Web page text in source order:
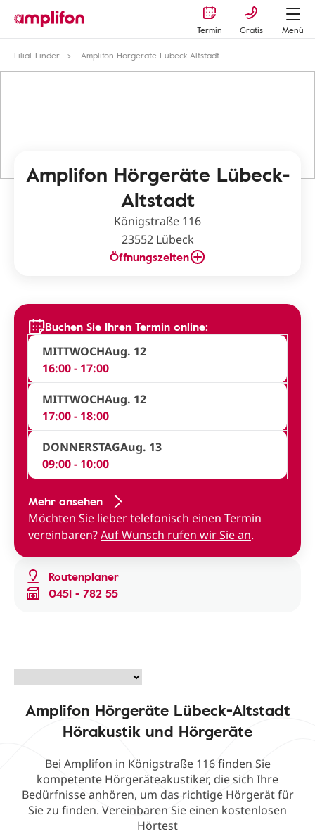
Termin Gratis
Menü
Filial-Finder
Amplifon Hörgeräte Lübeck-Altstadt
Amplifon Hörgeräte Lübeck-
Altstadt
Königstraße 116
23552 Lübeck
Öffnungszeiten
Routenplaner
0451 - 782 55
Buchen Sie Ihren Termin online:
MITTWOCHAug. 12
16:00 - 17:00
MITTWOCHAug. 12
17:00 - 18:00
DONNERSTAGAug. 13
09:00 - 10:00
Mehr ansehen
Möchten Sie lieber telefonisch einen Termin
vereinbaren?Auf Wunsch rufen wir Sie an.
Amplifon Hörgeräte Lübeck-Altstadt
Hörakustik und Hörgeräte
Bei Amplifon in Königstraße 116 finden Sie
kompetente Hörgeräteakustiker, die sich Ihre
Bedürfnisse anhören, um das richtige Hörgerät für
Sie zu finden. Vereinbaren Sie einen kostenlosen
Hörtest